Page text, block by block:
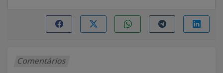
Comentários